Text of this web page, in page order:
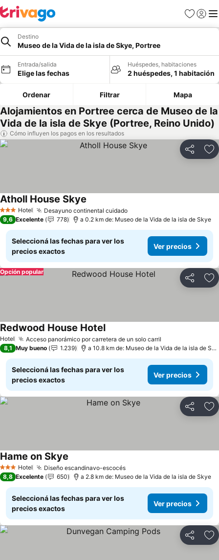
Favoritos
Iniciar
Destino
Museo de la Vida de la isla de Skye, Portree
Entrada/salida
Elige las fechas
Huéspedes, habitaciones
2 huéspedes, 1 habitación
Ordenar Filtrar Mapa
Alojamientos en Portree cerca de Museo de la
Vida de la isla de Skye (Portree, Reino Unido)
Cómo influyen los pagos en los resultados
Compartir
3 Estrellas
Hotel Desayuno continental cuidadoVer precios
Atholl House Skye
9,6 Excelente 778 a 0.2 km de: Museo de la Vida de la isla de Skye
Seleccioná las fechas para ver los
precios exactos
Ver precios
Compartir
Opción popular
Hotel Acceso panorámico por carretera de un solo carril
Redwood House HotelVer precios
8,1 Muy bueno 1.239 a 10.8 km de: Museo de la Vida de la isla de
Seleccioná las fechas para ver los
precios exactos
Ver precios
Compartir
3 Estrellas
Hotel Diseño escandinavo-escocésVer precios
Hame on Skye
8,8 Excelente 650 a 2.8 km de: Museo de la Vida de la isla de Skye
Seleccioná las fechas para ver los
precios exactos
Ver precios
Compartir